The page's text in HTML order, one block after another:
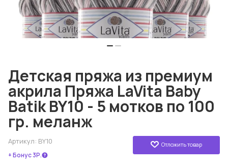
Детская пряжа из премиум
акрила Пряжа LaVita Baby
Batik BY10 - 5 мотков по 100
гр. меланж
Отложить товар
Артикул: BY10
+ Бонус 3Р.